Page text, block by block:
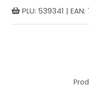
PLU: 539341 |